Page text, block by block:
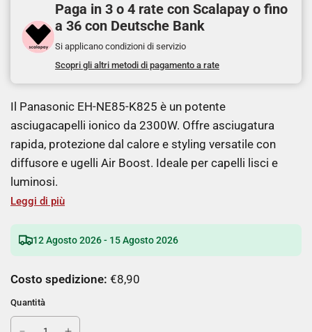
Paga in 3 o 4 rate con Scalapay o fino
a 36 con Deutsche Bank
Si applicano condizioni di servizio
Scopri gli altri metodi di pagamento a rate
Il Panasonic EH-NE85-K825 è un potente
asciugacapelli ionico da 2300W. Offre asciugatura
rapida, protezione dal calore e styling versatile con
diffusore e ugelli Air Boost. Ideale per capelli lisci e
luminosi.
Leggi di più
12 Agosto 2026 - 15 Agosto 2026
Costo spedizione: €8,90
Quantità